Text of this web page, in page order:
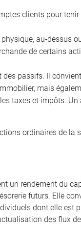
clients pour
au-dessus
de certains
passifs. Il
mais
taxes et impôts.
ordinaires de la
un rendement du
futurs. Elle
dont elle
des flux